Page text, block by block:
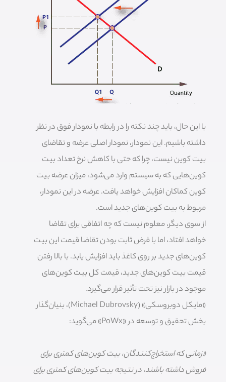
با این حال، باید چند نکته را در رابطه با نمودار فوق در نظر
داشته باشیم. این نمودار، نمودار اصلی عرضه و تقاضای
بیت کوین نیست، چرا که حتی با کاهش نرخ تعداد بیت
کوین‌هایی که به سیستم وارد می‌شود، میزان عرضه بیت
کوین کماکان افزایش خواهد یافت. عرضه در این نمودار،
مربوط به بیت کوین‌های جدید است.
از سوی دیگر، معلوم نیست که چه اتفاقی برای تقاضا
خواهد افتاد، اما با فرض ثابت بودن تقاضا قیمت این بیت
کوین‌های جدید بر روی کاغذ باید افزایش یابد. با بالا رفتن
قیمت بیت کوین‌های جدید، قیمت کل بیت کوین‌های
موجود در بازار نیز تحت تأثیر قرار می‌گیرد.
«مایکل دوبروسکی» (Michael Dubrovsky)، بنیان‌گذار
بخش تحقیق و توسعه در «PoWx» می‌گوید:
«زمانی که استخراج‌کنندگان، بیت کوین‌های کمتری برای
فروش داشته باشند، در نتیجه بیت کوین‌های کمتری برای